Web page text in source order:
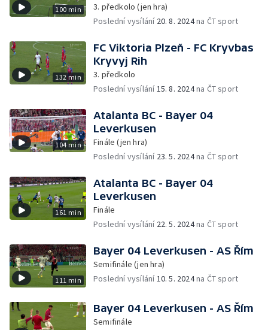
100 min
3. předkolo (jen hra)
Poslední vysílání 20. 8. 2024na ČT sport
132 min
FC Viktoria Plzeň - FC Kryvbas
Kryvyj Rih
3. předkolo
Poslední vysílání15. 8. 2024na ČT sport
104 min
Atalanta BC - Bayer 04
Leverkusen
Finále (jen hra)
Poslední vysílání 23. 5. 2024na ČT sport
161 min
Atalanta BC - Bayer 04
Leverkusen
Finále
Poslední vysílání 22. 5. 2024na ČT sport
111 min
Bayer 04 Leverkusen - AS Řím
Semifinále (jen hra)
Poslední vysílání10. 5. 2024na ČT sport
Bayer 04 Leverkusen - AS Řím
Semifinále